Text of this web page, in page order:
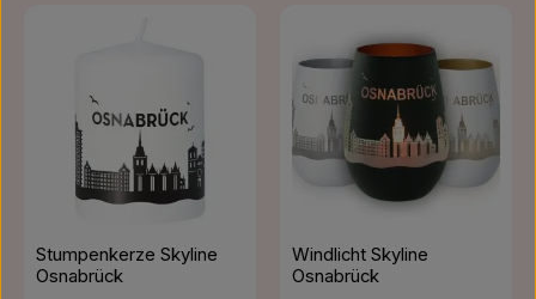
Stumpenkerze Skyline
Osnabrück
Windlicht Skyline
Osnabrück